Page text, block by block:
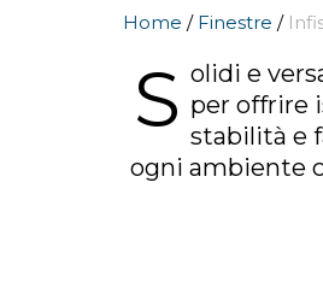
Home /Finestre /
S olidi e
per offrire
stabilità e
ogni ambiente